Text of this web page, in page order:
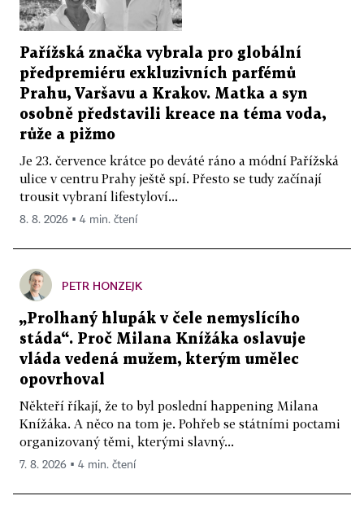
Pařížská značka vybrala pro globální
předpremiéru exkluzivních parfémů
Prahu, Varšavu a Krakov. Matka a syn
osobně představili kreace na téma voda,
růže a pižmo
Je 23. července krátce po deváté ráno a módní Pařížská
ulice v centru Prahy ještě spí. Přesto se tudy začínají
trousit vybraní lifestyloví...
8. 8. 2026 ▪ 4 min. čtení
PETR HONZEJK
„Prolhaný hlupák v čele nemyslícího
stáda“. Proč Milana Knížáka oslavuje
vláda vedená mužem, kterým umělec
opovrhoval
Někteří říkají, že to byl poslední happening Milana
Knížáka. A něco na tom je. Pohřeb se státními poctami
organizovaný těmi, kterými slavný...
7. 8. 2026 ▪ 4 min. čtení